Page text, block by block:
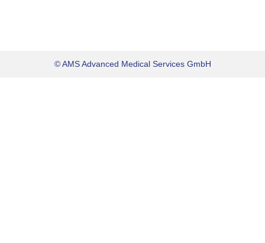
© AMS Advanced Medical Services GmbH